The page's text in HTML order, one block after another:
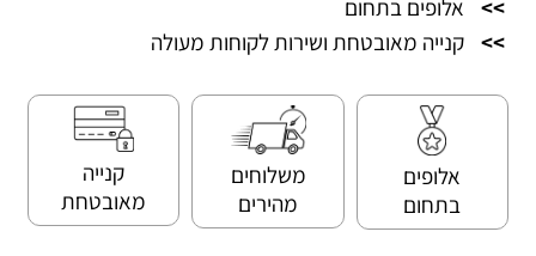
>>
אלופים בתחום
>> קנייה מאובטחת ושירות לקוחות מעולה
אלופים
בתחום
משלוחים
מהירים
קנייה
מאובטחת